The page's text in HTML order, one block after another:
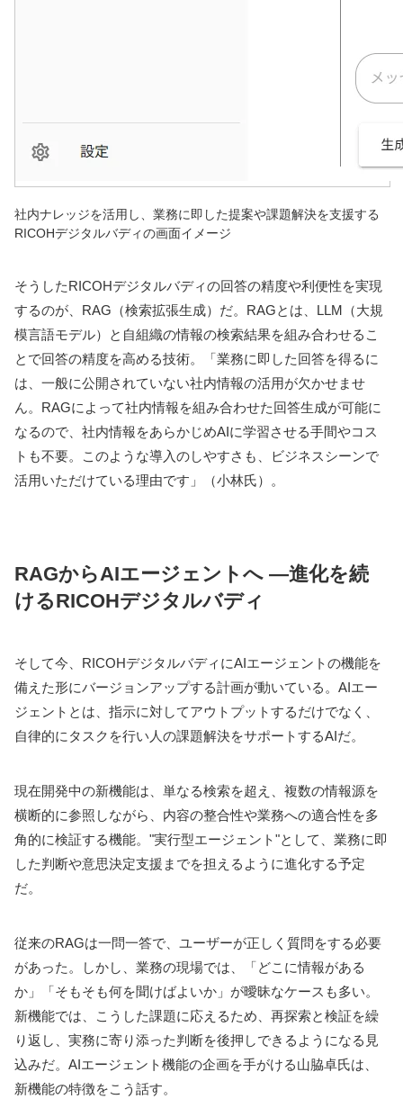
社内ナレッジを活用し、業務に即した提案や課題解決を支援する
RICOHデジタルバディの画面イメージ
そうしたRICOHデジタルバディの回答の精度や利便性を実現
するのが、RAG（検索拡張生成）だ。RAGとは、LLM（大規
模言語モデル）と自組織の情報の検索結果を組み合わせるこ
とで回答の精度を高める技術。「業務に即した回答を得るに
は、一般に公開されていない社内情報の活用が欠かせませ
ん。RAGによって社内情報を組み合わせた回答生成が可能に
なるので、社内情報をあらかじめAIに学習させる手間やコス
トも不要。このような導入のしやすさも、ビジネスシーンで
活用いただけている理由です」（小林氏）。
RAGからAIエージェントへ —進化を続
けるRICOHデジタルバディ
そして今、RICOHデジタルバディにAIエージェントの機能を
備えた形にバージョンアップする計画が動いている。AIエー
ジェントとは、指示に対してアウトプットするだけでなく、
自律的にタスクを行い人の課題解決をサポートするAIだ。
現在開発中の新機能は、単なる検索を超え、複数の情報源を
横断的に参照しながら、内容の整合性や業務への適合性を多
角的に検証する機能。"実行型エージェント"として、業務に即
した判断や意思決定支援までを担えるように進化する予定
だ。
従来のRAGは一問一答で、ユーザーが正しく質問をする必要
があった。しかし、業務の現場では、「どこに情報がある
か」「そもそも何を聞けばよいか」が曖昧なケースも多い。
新機能では、こうした課題に応えるため、再探索と検証を繰
り返し、実務に寄り添った判断を後押しできるようになる見
込みだ。AIエージェント機能の企画を手がける山脇卓氏は、
新機能の特徴をこう話す。